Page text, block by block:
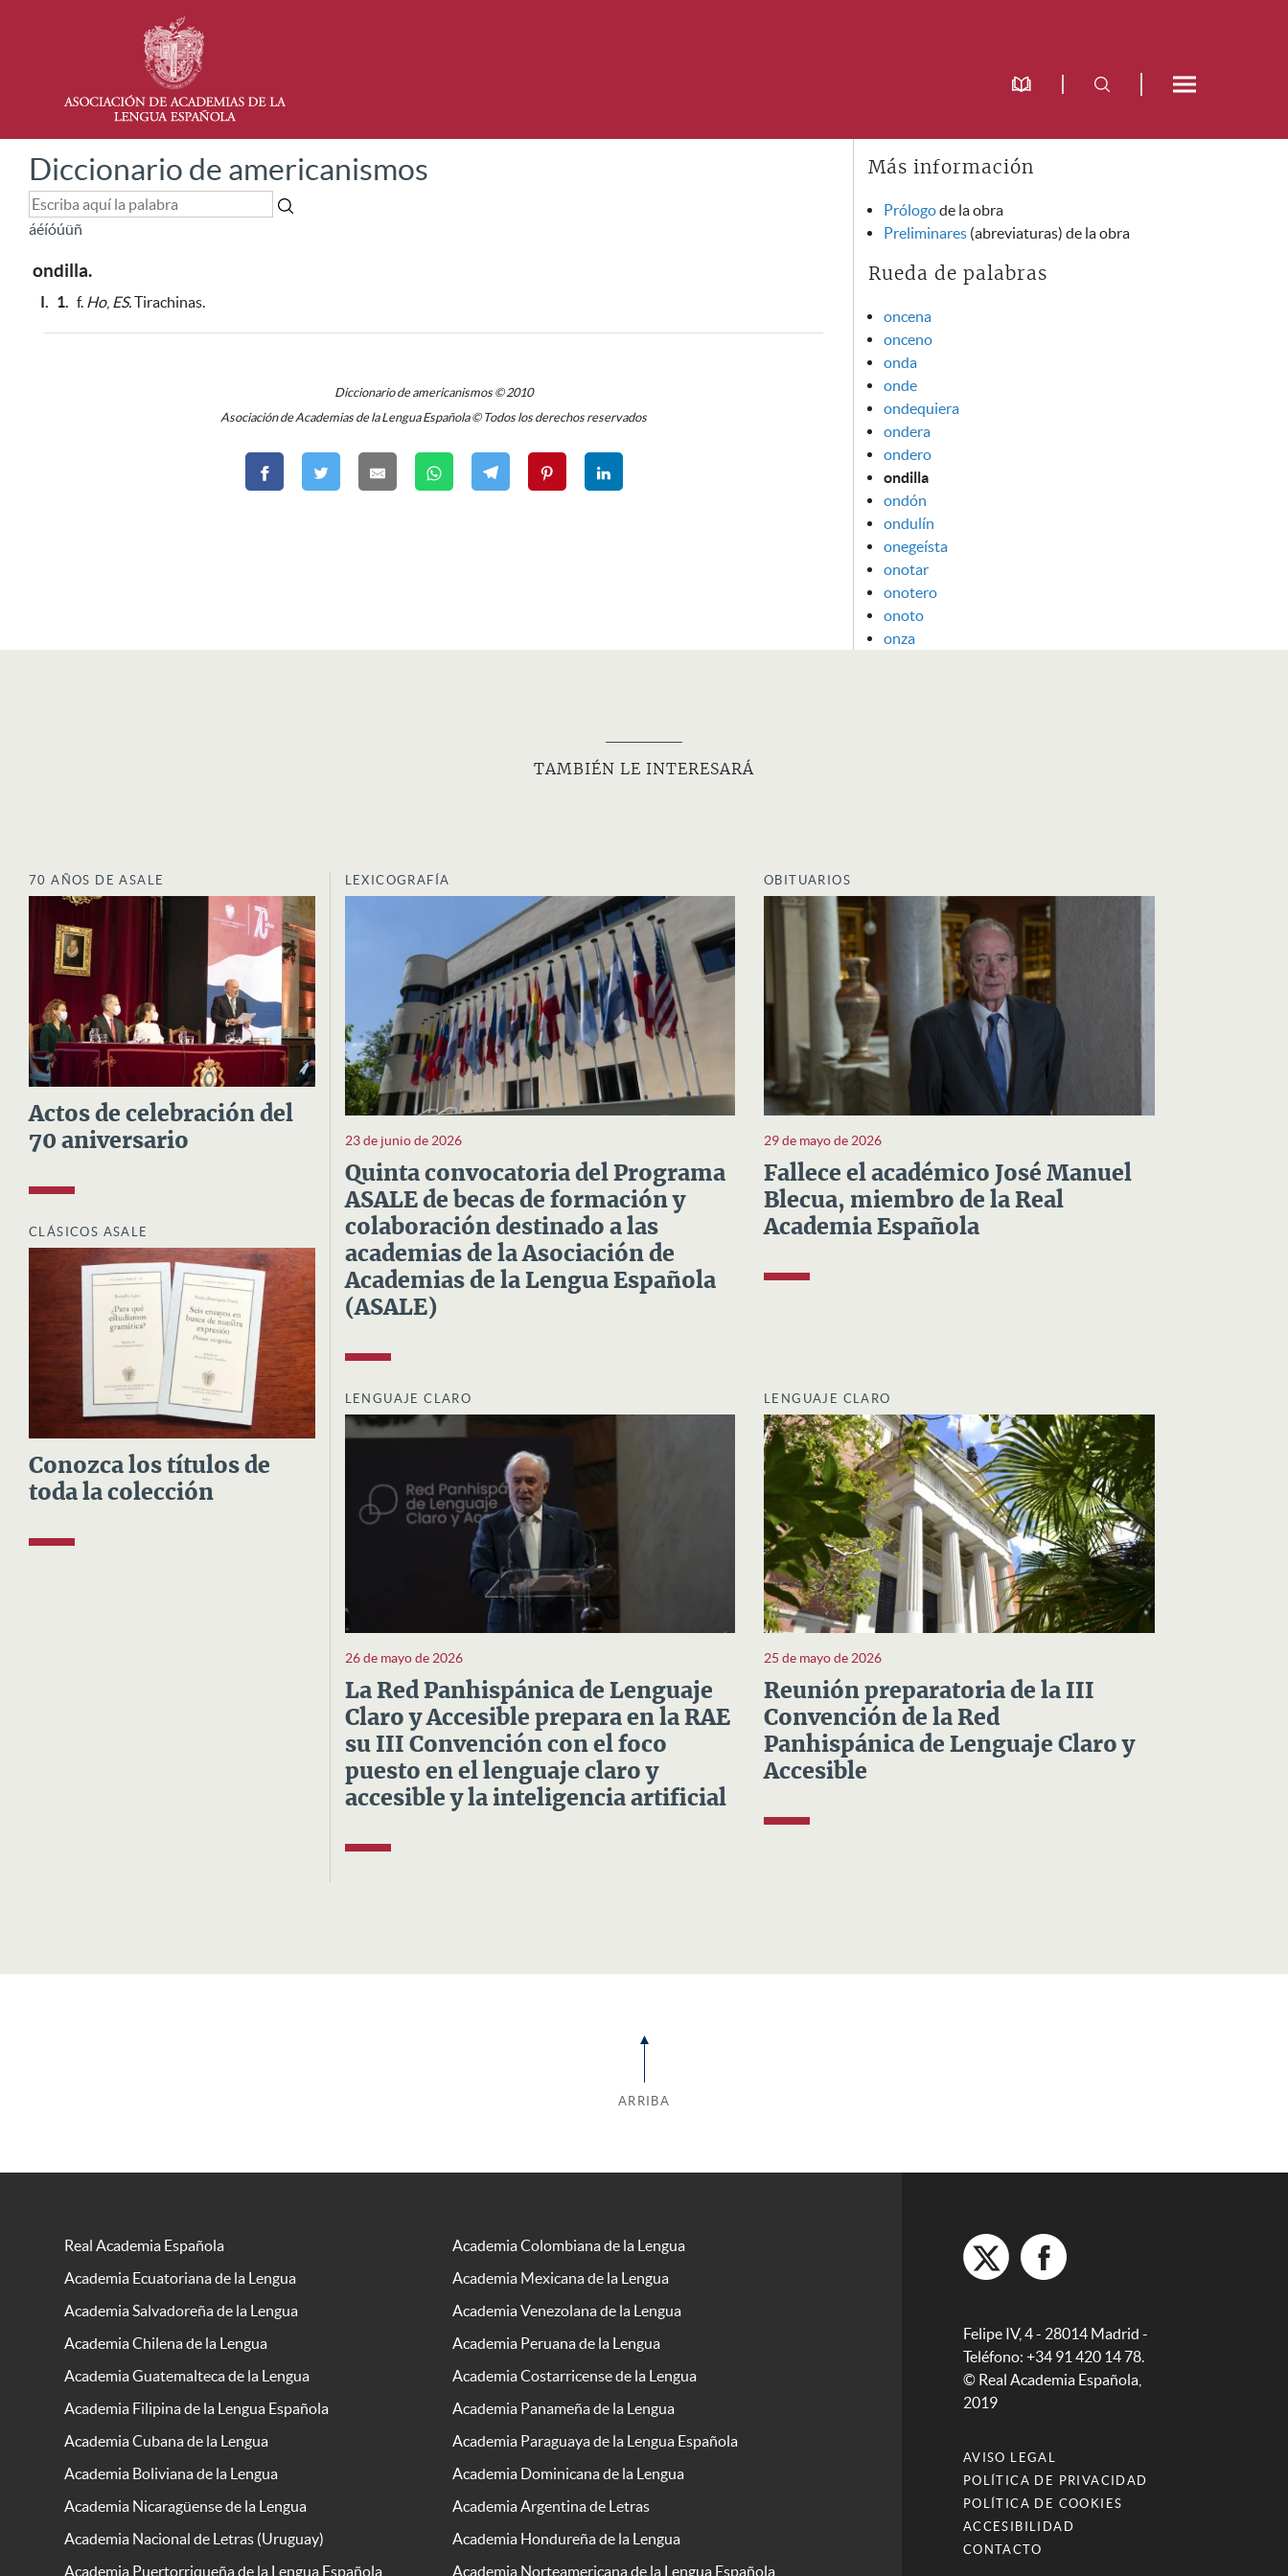
Diccionario de americanismos
áéíóúüñ
ondilla.
I. 1. f. Ho, ES.Tirachinas.
Diccionario de americanismos © 2010
Asociación de Academias de la Lengua Española © Todos los derechos reservados
Más información
Prólogode la obra
Preliminares (abreviaturas) de la obra
Rueda de palabras
oncena
onceno
onda
onde
ondequiera
ondera
ondero
ondilla
ondón
ondulín
onegeísta
onotar
onotero
onoto
onza
TAMBIÉN LE INTERESARÁ
70 AÑOS DE ASALE
Actos de celebración del
70 aniversario
CLÁSICOS ASALE
Conozca los títulos de
toda la colección
LEXICOGRAFÍA
23 de junio de 2026
Quinta convocatoria del Programa
ASALE de becas de formación y
colaboración destinado a las
academias de la Asociación de
Academias de la Lengua Española
(ASALE)
OBITUARIOS
29 de mayo de 2026
Fallece el académico José Manuel
Blecua, miembro de la Real
Academia Española
LENGUAJE CLARO
26 de mayo de 2026
La Red Panhispánica de Lenguaje
Claro y Accesible prepara en la RAE
su III Convención con el foco
puesto en el lenguaje claro y
accesible y la inteligencia artificial
LENGUAJE CLARO
25 de mayo de 2026
Reunión preparatoria de la III
Convención de la Red
Panhispánica de Lenguaje Claro y
Accesible
ARRIBA
Real Academia Española
Academia Colombiana de la Lengua
Academia Ecuatoriana de la Lengua
Academia Mexicana de la Lengua
Academia Salvadoreña de la Lengua
Academia Venezolana de la Lengua
Academia Chilena de la Lengua
Academia Peruana de la Lengua
Academia Guatemalteca de la Lengua
Academia Costarricense de la Lengua
Academia Filipina de la Lengua Española
Academia Panameña de la Lengua
Academia Cubana de la Lengua
Academia Paraguaya de la Lengua Española
Academia Boliviana de la Lengua
Academia Dominicana de la Lengua
Academia Nicaragüense de la Lengua
Academia Argentina de Letras
Academia Nacional de Letras (Uruguay)
Academia Hondureña de la Lengua
Academia Puertorriqueña de la Lengua Española
Academia Norteamericana de la Lengua Española
Felipe IV, 4 - 28014 Madrid -
Teléfono: +34 91 420 14 78.
© Real Academia Española,
2019
AVISO LEGAL
POLÍTICA DE PRIVACIDAD
POLÍTICA DE COOKIES
ACCESIBILIDAD
CONTACTO